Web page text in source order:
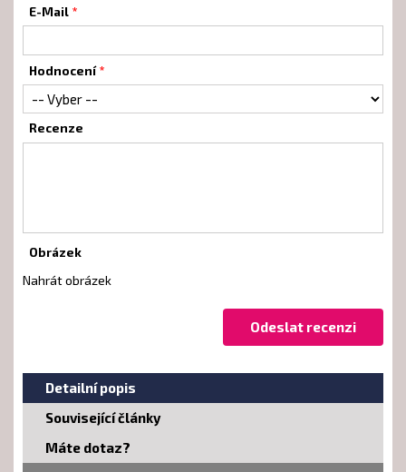
E-Mail
Hodnocení
Recenze
Obrázek
Nahrát obrázek
Detailní popis
Související články
Máte dotaz?